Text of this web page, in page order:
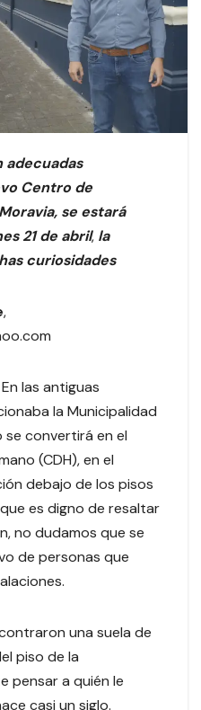
adecuadas
Centro de
se estará
21 de abril, la
curiosidades
,
En las antiguas
la Municipalidad
convertirá en el
(CDH), en el
debajo de los pisos
es digno de resaltar
no dudamos que se
de personas que
una suela de
piso de la
pensar a quién le
casi un siglo.